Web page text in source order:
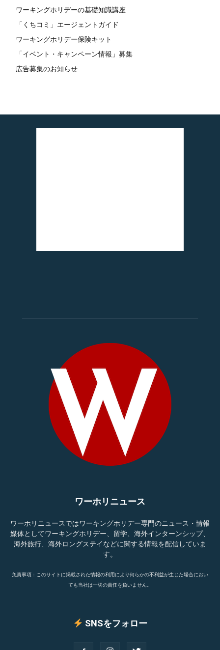
ワーキングホリデーの基礎知識講座
「くちコミ」エージェントガイド
ワーキングホリデー保険キット
「イベント・キャンペーン情報」募集
広告募集のお知らせ
ワーホリニュース
ワーホリニュースではワーキングホリデー専門のニュース・情報
媒体としてワーキングホリデー、留学、海外インターンシップ、
海外旅行、海外ロングステイなどに関する情報を配信していま
す。
免責事項：このサイトに掲載された情報の利用により何らかの不利益が生じた場合におい
ても当社は一切の責任を負いません。
SNSをフォロー